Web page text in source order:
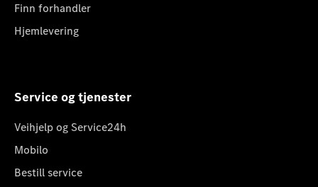
Finn forhandler
Hjemlevering
Service og tjenester
Veihjelp og Service24h
Mobilo
Bestill service